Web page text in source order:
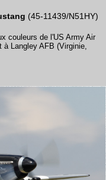
(45-11439/N51HY)
couleurs de l'US Army Air
à Langley AFB (Virginie,